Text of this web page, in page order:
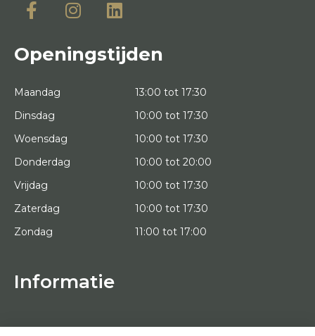
Openingstijden
Maandag
13:00 tot 17:30
Dinsdag
10:00 tot 17:30
Woensdag
10:00 tot 17:30
Donderdag
10:00 tot 20:00
Vrijdag
10:00 tot 17:30
Zaterdag
10:00 tot 17:30
Zondag
11:00 tot 17:00
Informatie
HOME